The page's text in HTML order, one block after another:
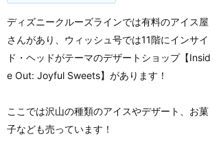
ディズニークルーズラインでは有料のアイス屋
さんがあり、ウィッシュ号では11階にインサイ
ド・ヘッドがテーマのデザートショップ【Insid
e Out: Joyful Sweets】があります！
ここでは沢山の種類のアイスやデザート、お菓
子なども売っています！